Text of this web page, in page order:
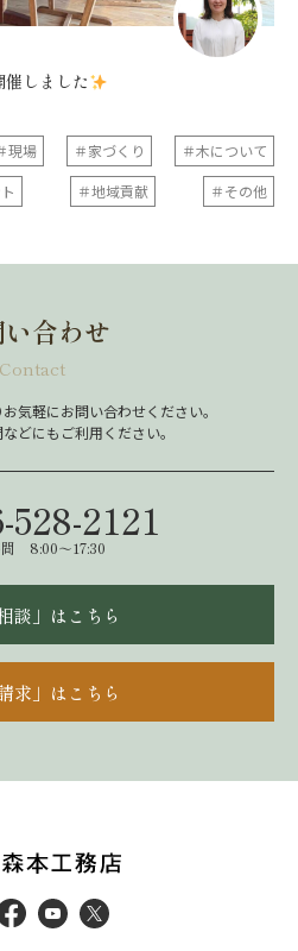
しました
現場 ＃家づくり
＃木について
＃地域貢献 ＃その他
合わせ
Contact
気軽にお問い合わせください。
どにもご利用ください。
528-2121
間 8:00～17:30
談」はこちら
求」はこちら